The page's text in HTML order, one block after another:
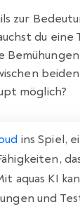
zur
du eine
möglich?
ins Spiel,
aquas KI
und